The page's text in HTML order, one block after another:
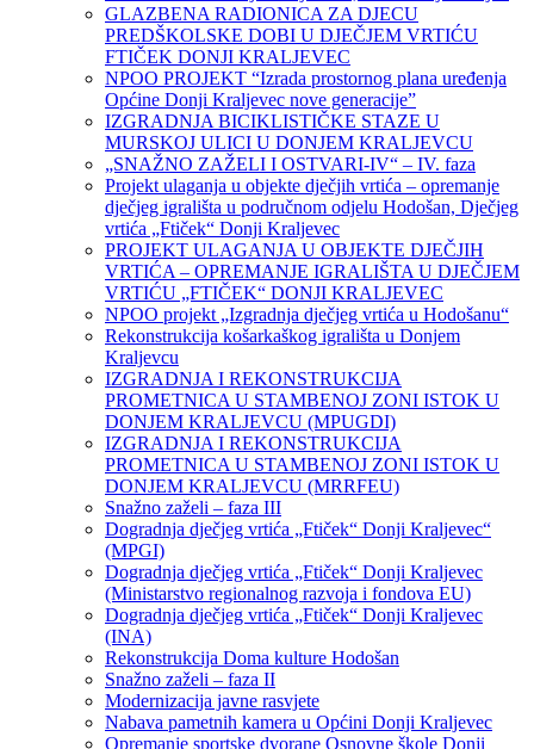
GLAZBENA RADIONICA ZA DJECU
PREDŠKOLSKE DOBI U DJEČJEM VRTIĆU
FTIČEK DONJI KRALJEVEC
NPOO PROJEKT “Izrada prostornog plana uređenja
Općine Donji Kraljevec nove generacije”
IZGRADNJA BICIKLISTIČKE STAZE U
MURSKOJ ULICI U DONJEM KRALJEVCU
„SNAŽNO ZAŽELI I OSTVARI-IV“ – IV. faza
Projekt ulaganja u objekte dječjih vrtića – opremanje
dječjeg igrališta u područnom odjelu Hodošan, Dječjeg
vrtića „Ftiček“ Donji Kraljevec
PROJEKT ULAGANJA U OBJEKTE DJEČJIH
VRTIĆA – OPREMANJE IGRALIŠTA U DJEČJEM
VRTIĆU „FTIČEK“ DONJI KRALJEVEC
NPOO projekt „Izgradnja dječjeg vrtića u Hodošanu“
Rekonstrukcija košarkaškog igrališta u Donjem
Kraljevcu
IZGRADNJA I REKONSTRUKCIJA
PROMETNICA U STAMBENOJ ZONI ISTOK U
DONJEM KRALJEVCU (MPUGDI)
IZGRADNJA I REKONSTRUKCIJA
PROMETNICA U STAMBENOJ ZONI ISTOK U
DONJEM KRALJEVCU (MRRFEU)
Snažno zaželi – faza III
Dogradnja dječjeg vrtića „Ftiček“ Donji Kraljevec“
(MPGI)
Dogradnja dječjeg vrtića „Ftiček“ Donji Kraljevec
(Ministarstvo regionalnog razvoja i fondova EU)
Dogradnja dječjeg vrtića „Ftiček“ Donji Kraljevec
(INA)
Rekonstrukcija Doma kulture Hodošan
Snažno zaželi – faza II
Modernizacija javne rasvjete
Nabava pametnih kamera u Općini Donji Kraljevec
Opremanje sportske dvorane Osnovne škole Donji